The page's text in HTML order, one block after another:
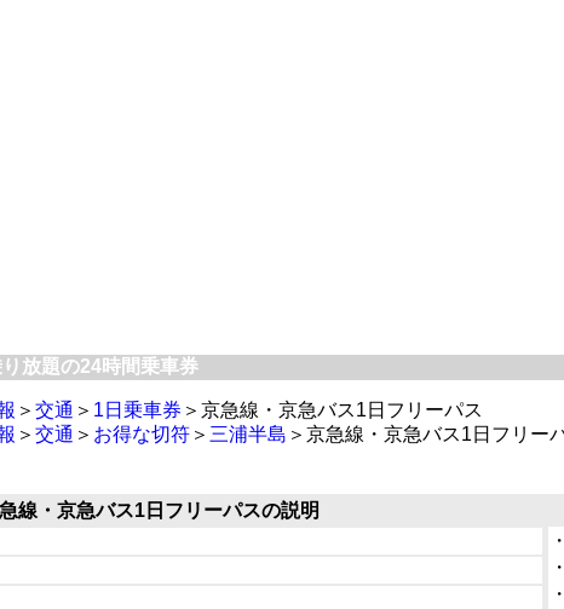
放題の24時間乗車券
＞ 交通 ＞ 1日乗車券 ＞京急線・京急バス1日フリーパス
＞ 交通 ＞ お得な切符 ＞ 三浦半島 ＞京急線・京急バス1日フリー
線・京急バス1日フリーパスの説明
・
・
・